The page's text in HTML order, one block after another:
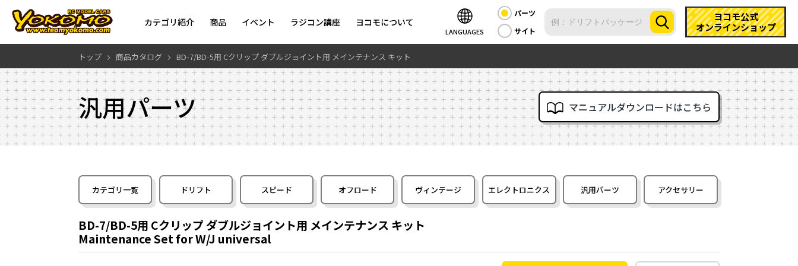
カテゴリ紹介 商品 イベント ラジコン講座 ヨコモについて
LANGUAGES
パーツ
サイト
ヨコモ公式
オンラインショップ
トップ 商品カタログ BD-7/BD-5用 Cクリップ ダブルジョイント用 メインテナンス キット
汎用パーツ マニュアルダウンロードはこちら
カテゴリ一覧 ドリフト スピード オフロード ヴィンテージ エレクトロニクス 汎用パーツ アクセサリー
BD-7/BD-5用 Cクリップ ダブルジョイント用 メインテナンス キット
Maintenance Set for W/J universal